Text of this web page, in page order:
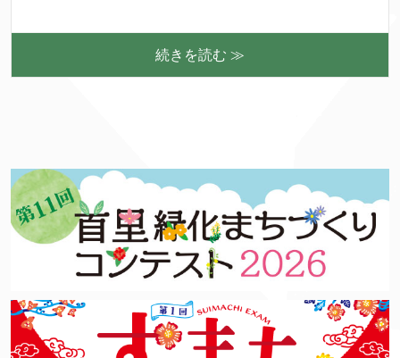
続きを読む ≫